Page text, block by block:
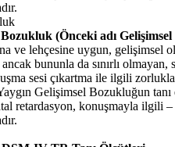
(Önceki adı
ve lehçesine uygun, gelişimsel
bununla da sınırlı
sesi çıkartma ile ilgili
Gelişimsel Bozukluğun tanı
retardasyon, konuşmayla ilgili